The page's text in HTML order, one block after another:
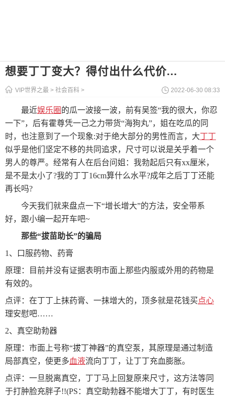
想要丁丁变大？得付出什么代价...
VIP世界之最 > 社会百科 > 2022-06-30 08:33
最近娱乐圈 的瓜一波接一波，前有吴签“我的很大，你忍
一下”，后有霍尊凭一己之力带货“海狗丸”，姐在吃瓜的同
时，也注意到了一个现象:对于绝大部分的男性而言，大丁丁
似乎是他们坚定不移的共同追求，尺寸可以说是关乎着一个
男人的尊严。经常有人在后台问姐：我勃起后只有xx厘米，
是不是太小了?我的丁丁16cm算什么水平?成年之后丁丁还能
再长吗?
今天我们就来盘点一下“增长增大”的方法，安全带系
好，跟小编一起开车吧~
那些“拔苗助长”的骗局
1、口服药物、药膏
原理：目前并没有证据表明市面上那些内服或外用的药物是
有效的。
点评：在丁丁上抹药膏、一抹增大的，顶多就是花钱买点心
理安慰吧……
2、真空助勃器
原理：市面上号称“拔丁神器”的真空泵，其原理是通过制造
局部真空，使更多血液流向丁丁，让丁丁充血膨胀。
点评：一旦脱离真空，丁丁马上回复原来尺寸，这方法等同
于打肿脸充胖子!!(PS：真空助勃器不能增大丁丁，有时医生